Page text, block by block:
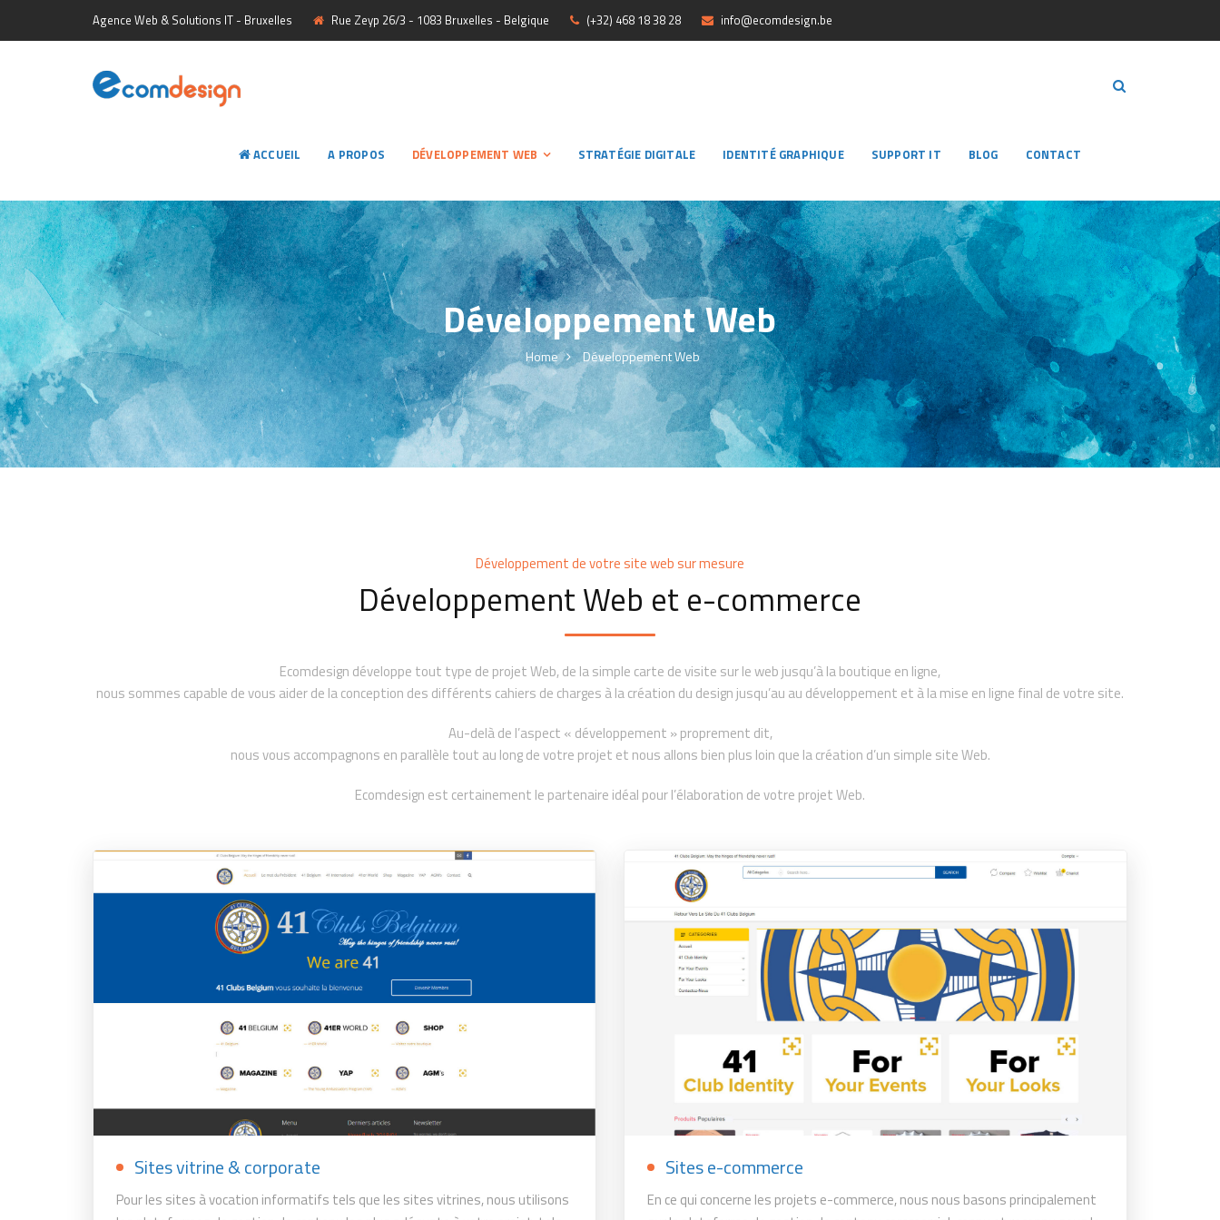
Agence Web & Solutions IT - Bruxelles Rue Zeyp 26/3 - 1083 Bruxelles - Belgique (+32) 468 18 38 28 info@ecomdesign.be
ACCUEIL A PROPOS DÉVELOPPEMENT WEB STRATÉGIE DIGITALE IDENTITÉ GRAPHIQUE SUPPORT IT BLOG CONTACT
Développement Web
Home Développement Web
Développement de votre site web sur mesure
Développement Web et e-commerce
Ecomdesign développe tout type de projet Web, de la simple carte de visite sur le web jusqu’à la boutique en ligne,
nous sommes capable de vous aider de la conception des différents cahiers de charges à la création du design jusqu’au au développement et à la mise en ligne final de votre site.
Au-delà de l’aspect « développement » proprement dit,
nous vous accompagnons en parallèle tout au long de votre projet et nous allons bien plus loin que la création d’un simple site Web.
Ecomdesign est certainement le partenaire idéal pour l’élaboration de votre projet Web.
Sites vitrine & corporate
Pour les sites à vocation informatifs tels que les sites vitrines, nous utilisons
Sites e-commerce
En ce qui concerne les projets e-commerce, nous nous basons principalement